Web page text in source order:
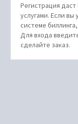
Регистрация
услугами. Если
системе
Для входа
сделайте заказ.